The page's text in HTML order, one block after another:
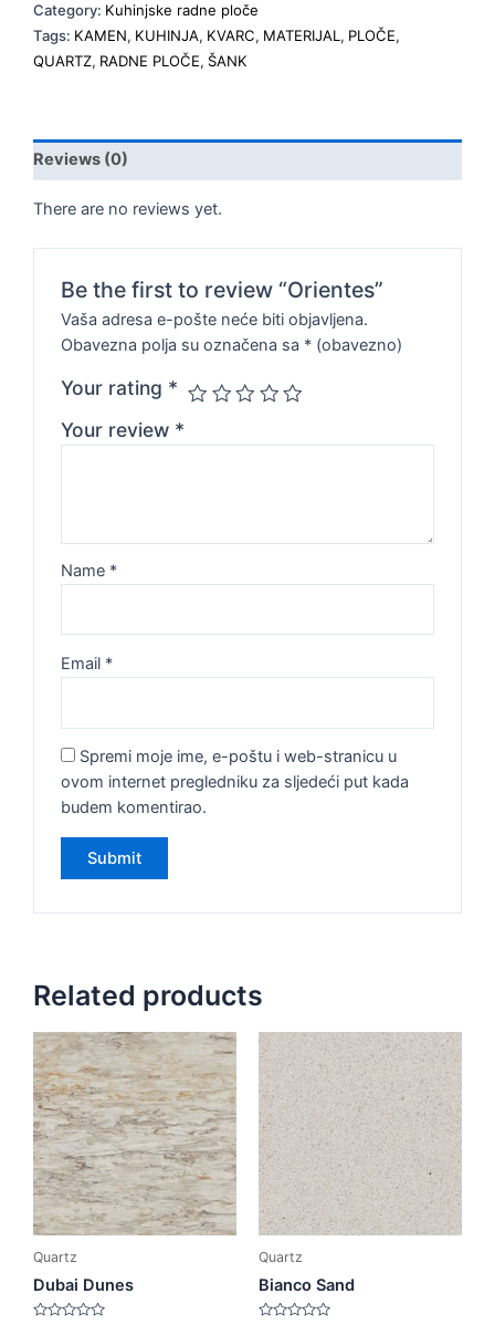
Category: Kuhinjske radne ploče
Tags: KAMEN, KUHINJA, KVARC, MATERIJAL, PLOČE,
QUARTZ, RADNE PLOČE, ŠANK
Reviews (0)
There are no reviews yet.
Be the first to review “Orientes”
Vaša adresa e-pošte neće biti objavljena.
Obavezna polja su označena sa * (obavezno)
Your rating *
Your review *
Name *
Email *
Spremi moje ime, e-poštu i web-stranicu u
ovom internet pregledniku za sljedeći put kada
budem komentirao.
Related products
Quartz
Dubai Dunes
Quartz
Bianco Sand